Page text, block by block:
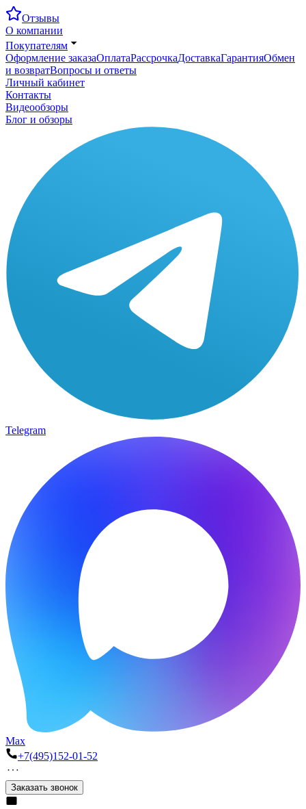
Отзывы
О компании
Покупателям
Оформление заказаОплатаРассрочкаДоставкаГарантияОбмен
и возвратВопросы и ответы
Личный кабинет
Контакты
Видеообзоры
Блог и обзоры
Telegram
Max
+7(495)152-01-52
Заказать звонок